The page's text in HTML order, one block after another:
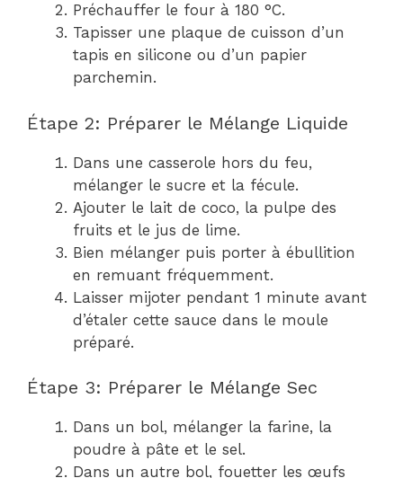
Préchauffer le four à 180 °C.
Tapisser une plaque de cuisson d’un
tapis en silicone ou d’un papier
parchemin.
Étape 2: Préparer le Mélange Liquide
Dans une casserole hors du feu,
mélanger le sucre et la fécule.
Ajouter le lait de coco, la pulpe des
fruits et le jus de lime.
Bien mélanger puis porter à ébullition
en remuant fréquemment.
Laisser mijoter pendant 1 minute avant
d’étaler cette sauce dans le moule
préparé.
Étape 3: Préparer le Mélange Sec
Dans un bol, mélanger la farine, la
poudre à pâte et le sel.
Dans un autre bol, fouetter les œufs